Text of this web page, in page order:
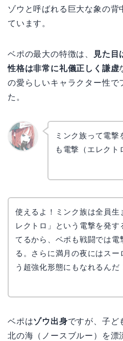
ゾウと呼ばれる巨大な象の背
ています。
ベポの最大の特徴は、
見た目
性格は非常に礼儀正しく謙虚
の愛らしいキャラクター性で
た。
ミンク族って電撃
も電撃（エレクト
使えるよ！ミンク族は全員生
レクトロ」という電撃を発す
てるから、ベポも戦闘では電
る。さらに満月の夜にはスー
う超強化形態にもなれるんだ
ベポはゾウ出身ですが、子ど
北の海（ノースブルー）を漂